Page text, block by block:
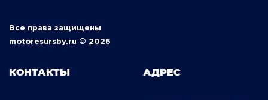
Все права защищены
motoresursby.ru © 2026
КОНТАКТЫ АДРЕС